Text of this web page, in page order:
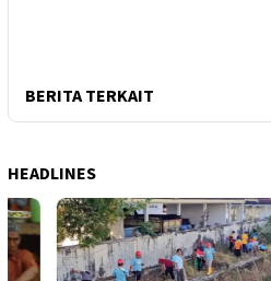
BERITA TERKAIT
HEADLINES